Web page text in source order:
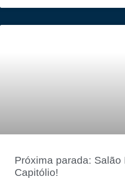
Próxima parada: Salão
Capitólio!